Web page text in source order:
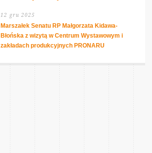
12 gru 2025
Marszałek Senatu RP Małgorzata Kidawa-
Błońska z wizytą w Centrum Wystawowym i
zakładach produkcyjnych PRONARU